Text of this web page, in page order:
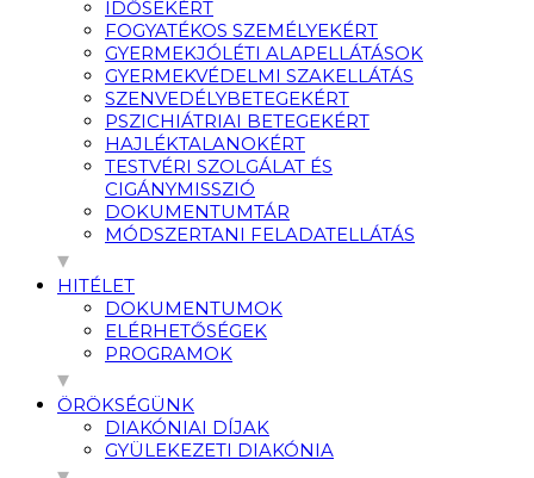
IDŐSEKÉRT
FOGYATÉKOS SZEMÉLYEKÉRT
GYERMEKJÓLÉTI ALAPELLÁTÁSOK
GYERMEKVÉDELMI SZAKELLÁTÁS
SZENVEDÉLYBETEGEKÉRT
PSZICHIÁTRIAI BETEGEKÉRT
HAJLÉKTALANOKÉRT
TESTVÉRI SZOLGÁLAT ÉS
CIGÁNYMISSZIÓ
DOKUMENTUMTÁR
MÓDSZERTANI FELADATELLÁTÁS
HITÉLET
DOKUMENTUMOK
ELÉRHETŐSÉGEK
PROGRAMOK
ÖRÖKSÉGÜNK
DIAKÓNIAI DÍJAK
GYÜLEKEZETI DIAKÓNIA